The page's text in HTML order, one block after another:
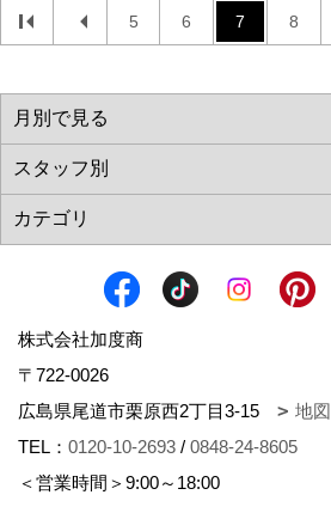
5 6 7 8
株式会社加度商
〒722-0026
広島県尾道市栗原西2丁目3-15
地図
TEL： 0120-10-2693 / 0848-24-8605
＜営業時間＞9:00～18:00